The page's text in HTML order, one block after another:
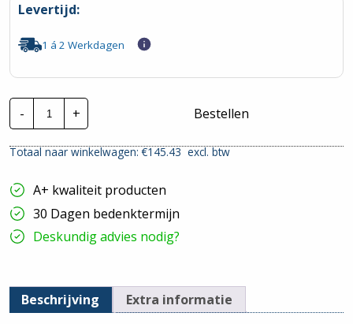
Levertijd:
1 á 2 Werkdagen
-
Stago
Kabelladder
|
-
Meter
hoeveelheid
+ Bestellen
Totaal naar winkelwagen: €145.43excl. btw
A+ kwaliteit producten
30 Dagen bedenktermijn
Deskundig advies nodig?
Beschrijving Extra informatie